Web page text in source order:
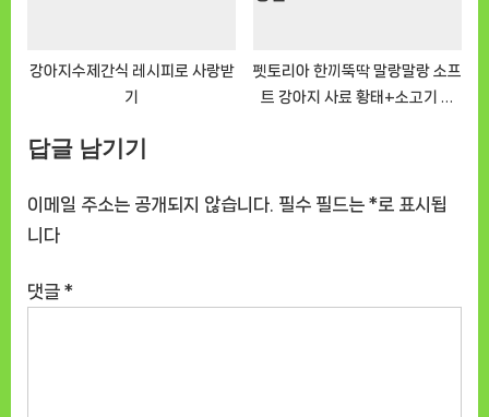
강아지수제간식 레시피로 사랑받
기
펫토리아 한끼뚝딱 말랑말랑 소프
트 강아지 사료 황태+소고기 후
답글 남기기
이메일 주소는 공개되지 않습니다. 필수 필드는 *로 표시됩
니다
댓글 *